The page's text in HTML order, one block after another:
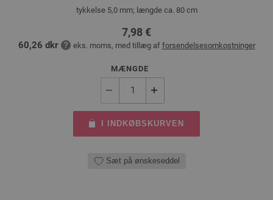
tykkelse 5,0 mm; længde ca. 80 cm
7,98 €
60,26 dkr eks. moms, med tillæg af forsendelsesomkostninger
MÆNGDE
I INDKØBSKURVEN
Sæt på ønskeseddel